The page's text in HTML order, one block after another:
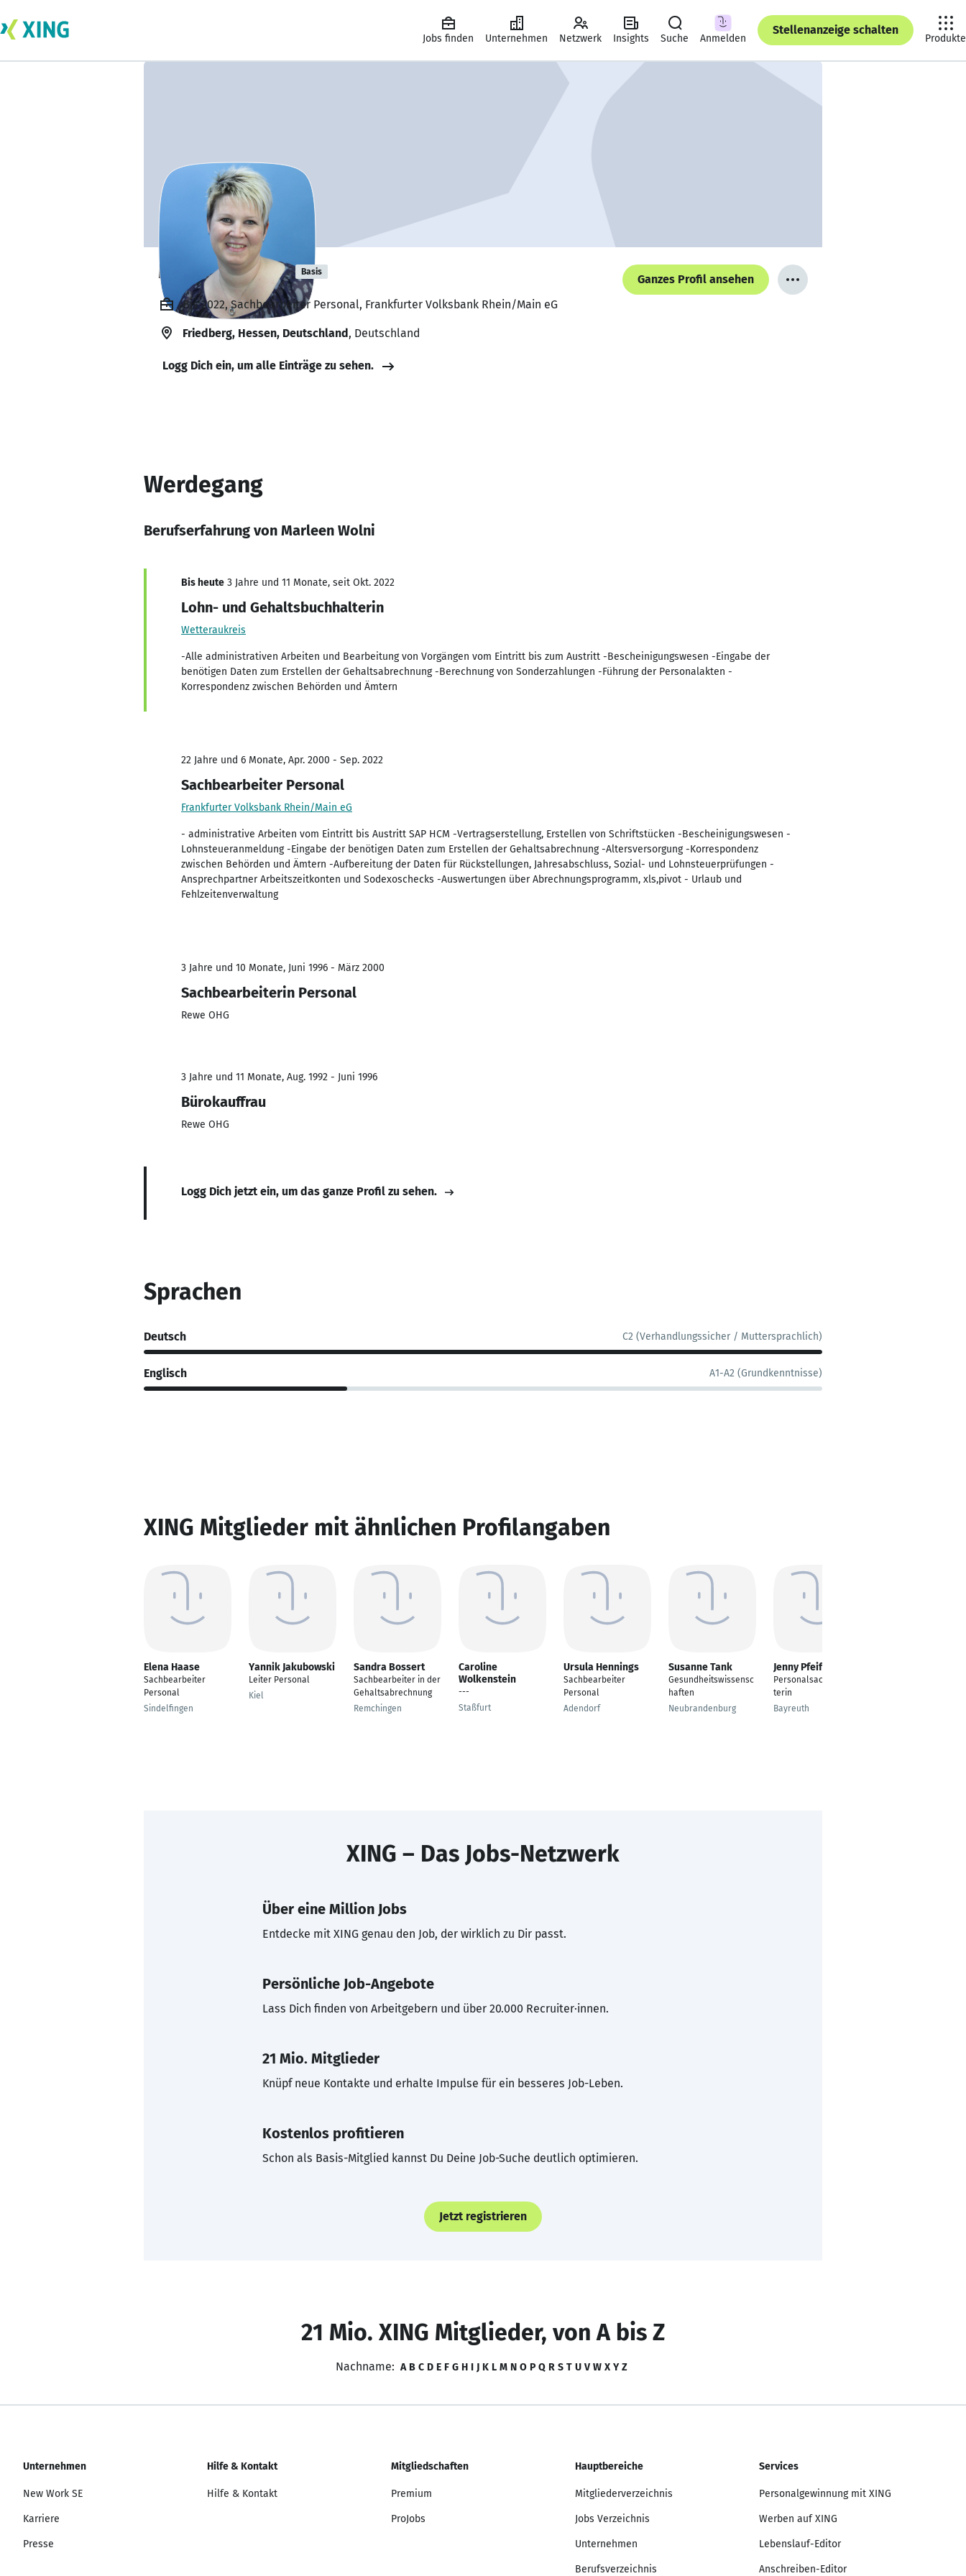
Jobs finden Unternehmen Netzwerk Insights Suche Anmelden
Stellenanzeige schalten
Produkte
Marleen Wolni Basis
Ganzes Profil ansehen
Bis 2022, Sachbearbeiter Personal, Frankfurter Volksbank Rhein/Main eG
Friedberg, Hessen, Deutschland, Deutschland
Logg Dich ein, um alle Einträge zu sehen.
Werdegang
Berufserfahrung von Marleen Wolni
Bis heute 3 Jahre und 11 Monate, seit Okt. 2022
Lohn- und Gehaltsbuchhalterin
Wetteraukreis
-Alle administrativen Arbeiten und Bearbeitung von Vorgängen vom Eintritt bis zum Austritt -Bescheinigungswesen -Eingabe der
benötigen Daten zum Erstellen der Gehaltsabrechnung -Berechnung von Sonderzahlungen -Führung der Personalakten -
Korrespondenz zwischen Behörden und Ämtern
22 Jahre und 6 Monate, Apr. 2000 - Sep. 2022
Sachbearbeiter Personal
Frankfurter Volksbank Rhein/Main eG
- administrative Arbeiten vom Eintritt bis Austritt SAP HCM -Vertragserstellung, Erstellen von Schriftstücken -Bescheinigungswesen -
Lohnsteueranmeldung -Eingabe der benötigen Daten zum Erstellen der Gehaltsabrechnung -Altersversorgung -Korrespondenz
zwischen Behörden und Ämtern -Aufbereitung der Daten für Rückstellungen, Jahresabschluss, Sozial- und Lohnsteuerprüfungen -
Ansprechpartner Arbeitszeitkonten und Sodexoschecks -Auswertungen über Abrechnungsprogramm, xls,pivot - Urlaub und
Fehlzeitenverwaltung
3 Jahre und 10 Monate, Juni 1996 - März 2000
Sachbearbeiterin Personal
Rewe OHG
3 Jahre und 11 Monate, Aug. 1992 - Juni 1996
Bürokauffrau
Rewe OHG
Logg Dich jetzt ein, um das ganze Profil zu sehen.
Sprachen
Deutsch C2 (Verhandlungssicher / Muttersprachlich)
Englisch A1-A2 (Grundkenntnisse)
XING Mitglieder mit ähnlichen Profilangaben
Elena Haase
Sachbearbeiter
Personal
Sindelfingen
Yannik Jakubowski
Leiter Personal
Kiel
Sandra Bossert
Sachbearbeiter in der
Gehaltsabrechnung
Remchingen
Caroline
Wolkenstein
---
Staßfurt
Ursula Hennings
Sachbearbeiter
Personal
Adendorf
Susanne Tank
Gesundheitswissensc
haften
Neubrandenburg
Jenny Pfeiffer
Personalsachbearbei
terin
Bayreuth
XING – Das Jobs-Netzwerk
Über eine Million Jobs
Entdecke mit XING genau den Job, der wirklich zu Dir passt.
Persönliche Job-Angebote
Lass Dich finden von Arbeitgebern und über 20.000 Recruiter·innen.
21 Mio. Mitglieder
Knüpf neue Kontakte und erhalte Impulse für ein besseres Job-Leben.
Kostenlos profitieren
Schon als Basis-Mitglied kannst Du Deine Job-Suche deutlich optimieren.
Jetzt registrieren
21 Mio. XING Mitglieder, von A bis Z
Nachname: A B C D E F G H I J K L M N O P Q R S T U V W X Y Z
Unternehmen
New Work SE
Karriere
Presse
Hilfe & Kontakt
Hilfe & Kontakt
Mitgliedschaften
Premium
ProJobs
Hauptbereiche
Mitgliederverzeichnis
Jobs Verzeichnis
Unternehmen
Berufsverzeichnis
Services
Personalgewinnung mit XING
Werben auf XING
Lebenslauf-Editor
Anschreiben-Editor